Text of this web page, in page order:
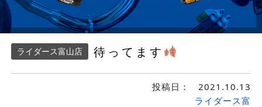
ライダース富山店 待ってます
投稿日： 2021.10.13
ライダース富